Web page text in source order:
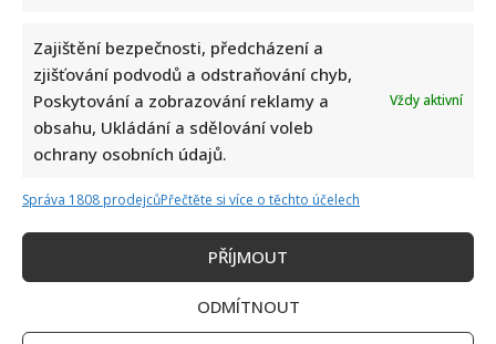
Zajištění bezpečnosti, předcházení a
zjišťování podvodů a odstraňování chyb,
Poskytování a zobrazování reklamy a
obsahu, Ukládání a sdělování voleb
ochrany osobních údajů.
Vždy aktivní
Správa 1808 prodejcůPřečtěte si více o těchto účelech
PŘÍJMOUT
ODMÍTNOUT